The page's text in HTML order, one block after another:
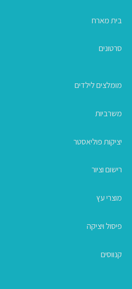
בית מארח
סרטונים
מומלצים לילדים
משרביות
יציקות פוליאסטר
רישום וציור
מוצרי עץ
פיסול ויציקה
קנווסים